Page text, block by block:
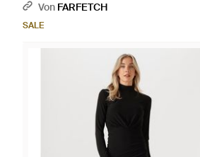
Von FARFETCH
SALE